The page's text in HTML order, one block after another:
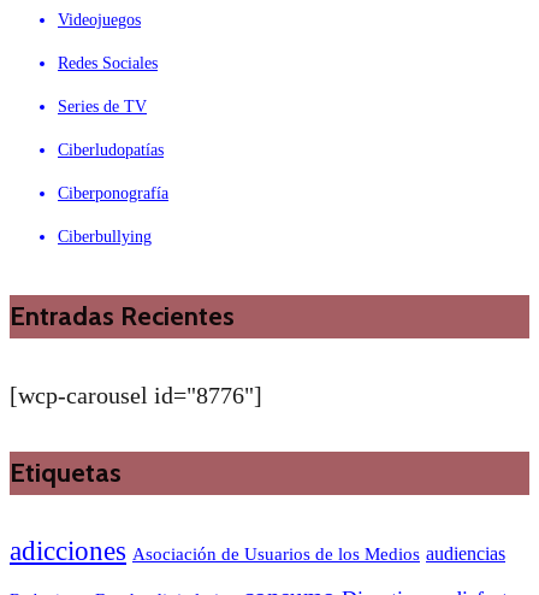
Videojuegos
Redes Sociales
Series de TV
Ciberludopatías
Ciberponografía
Ciberbullying
Entradas Recientes
[wcp-carousel id="8776"]
Etiquetas
adicciones Asociación de Usuarios de los Medios audiencias